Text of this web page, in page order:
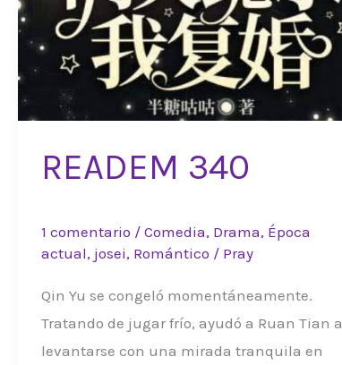
READEM 340
1 comentario / Comedia, Drama, Época
actual, josei, Romántico / Pray
Qin Yu se congeló momentáneamente.
Tratando de jugar frío, ayudó a Ruan Tian a
levantarse con una mirada tranquila en